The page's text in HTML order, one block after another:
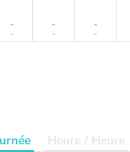
-
-
-
-
-
-
Heure / Heure